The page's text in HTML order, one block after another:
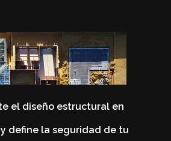
el diseño estructural en